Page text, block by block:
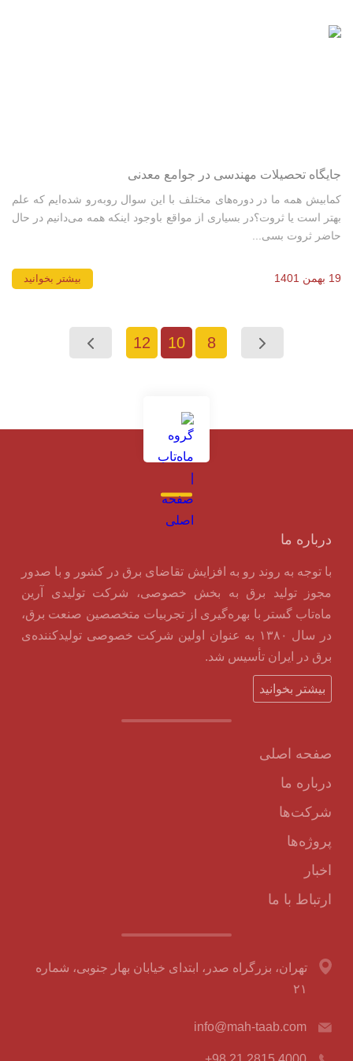
جایگاه تحصیلات مهندسی در جوامع معدنی
کمابیش همه ما در دوره‌های مختلف با این سوال روبه‌رو شده‌ایم که علم
بهتر است یا ثروت؟در بسیاری از مواقع باوجود اینکه همه می‌دانیم در حال
‌حاضر ثروت بسی...
19 بهمن 1401 بیشتر بخوانید
8
10
12
درباره ما
با توجه به روند رو به افزایش تقاضای برق در کشور و با صدور
مجوز تولید برق به بخش خصوصی، شرکت تولیدی آرین
ماه‌تاب گستر با بهره‌گیری از تجربیات متخصصین صنعت برق،
در سال ۱۳۸۰ به عنوان اولین شرکت خصوصی تولیدکننده‌ی
برق در ایران تأسیس شد.
بیشتر بخوانید
صفحه اصلی
درباره ما
شرکت‌ها
پروژه‌ها
اخبار
ارتباط با ما
تهران، بزرگراه صدر، ابتدای خیابان بهار جنوبی، شماره
۲۱
info@mah-taab.com